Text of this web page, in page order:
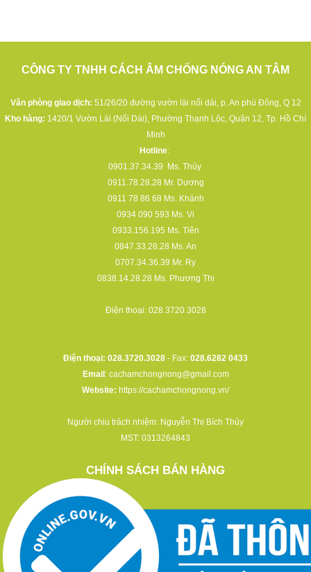
CÔNG TY TNHH CÁCH ÂM CHỐNG NÓNG AN TÂM
Văn phòng giao dịch: 51/26/20 đường vườn lài nối dài, p. An phú Đông, Q 12
Kho hàng: 1420/1 Vườn Lài (Nối Dài), Phường Thạnh Lộc, Quận 12, Tp. Hồ Chí
Minh
Hotline:
0901.37.34.39
Ms. Thủy
0911.78.28.28 Mr. Dương
0911 78 86 68 Ms. Khánh
0934 090 593 Ms. Vi
0933.156.195 Ms. Tiên
0847.33.28.28 Ms. An
0707.34.36.39 Mr. Ry
0838.14.28.28 Ms. Phương Thi
Điện thoại: 028.3720.3028
Điện thoại: 028.3720.3028 - Fax: 028.6282 0433
Email : cachamchongnong@gmail.com
Website: https://cachamchongnong.vn/
Người chịu trách nhiệm: Nguyễn Thị Bích Thủy
MST: 0313264843
CHÍNH SÁCH BÁN HÀNG